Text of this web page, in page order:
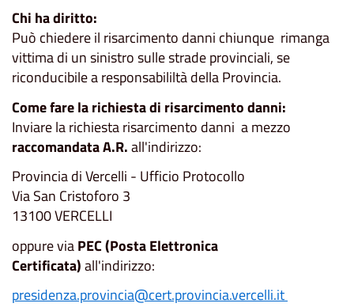
Chi ha diritto:
Può chiedere il risarcimento danni chiunque rimanga
vittima di un sinistro sulle strade provinciali, se
riconducibile a responsabililtà della Provincia.
Come fare la richiesta di risarcimento danni:
Inviare la richiesta risarcimento danni a mezzo
raccomandata A.R.all'indirizzo:
Provincia di Vercelli - Ufficio Protocollo
Via San Cristoforo 3
13100 VERCELLI
oppure viaPEC (Posta Elettronica
Certificata)all'indirizzo:
presidenza.provincia@cert.provincia.vercelli.it